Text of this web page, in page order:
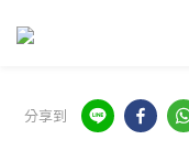
分享到